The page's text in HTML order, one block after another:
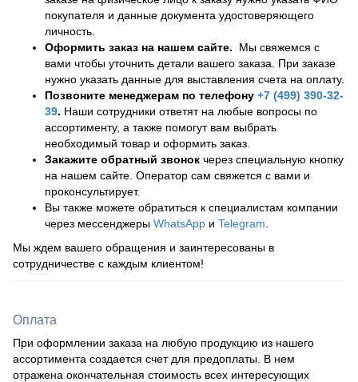
покупателя и данные документа удостоверяющего
личность.
Оформить заказ на нашем сайте. Мы свяжемся с
вами чтобы уточнить детали вашего заказа. При заказе
нужно указать данные для выставления счета на оплату.
Позвоните менеджерам по телефону +7 (499) 390-32-
39. Наши сотрудники ответят на любые вопросы по
ассортименту, а также помогут вам выбрать
необходимый товар и оформить заказ.
Закажите обратный звонок через специальную кнопку
на нашем сайте. Оператор сам свяжется с вами и
проконсультирует.
Вы также можете обратиться к специалистам компании
через мессенджеры WhatsApp и Telegram
Мы ждем вашего обращения и заинтересованы в
сотрудничестве с каждым клиентом!
Оплата
При оформлении заказа на любую продукцию из нашего
ассортимента создается счет для предоплаты. В нем
отражена окончательная стоимость всех интересующих